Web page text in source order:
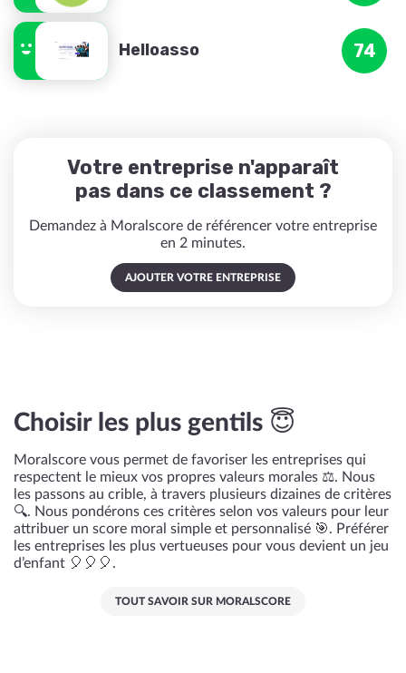
Helloasso 74
Votre entreprise n'apparaît
pas dans ce classement ?
Demandez à Moralscore de référencer votre entreprise
en 2 minutes.
AJOUTER VOTRE ENTREPRISE
Choisir les plus gentils 😇
Moralscore vous permet de favoriser les entreprises qui
respectent le mieux vos propres valeurs morales ⚖️. Nous
les passons au crible, à travers plusieurs dizaines de critères
🔍. Nous pondérons ces critères selon vos valeurs pour leur
attribuer un score moral simple et personnalisé 🎯. Préférer
les entreprises les plus vertueuses pour vous devient un jeu
d’enfant 🎈🎈🎈.
TOUT SAVOIR SUR MORALSCORE